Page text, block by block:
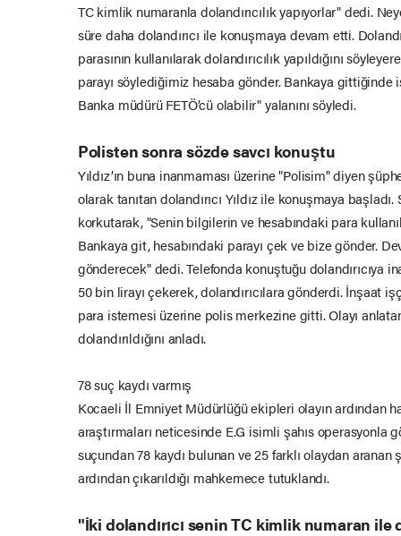
TC kimlik numaranla dolandırıcılık yapıyorlar" dedi.
süre daha dolandırıcı ile konuşmaya devam etti.
parasının kullanılarak dolandırıcılık yapıldığını
parayı söylediğimiz hesaba gönder. Bankaya gittiğinde
Banka müdürü FETÖ’cü olabilir" yalanını söyledi.
Polisten sonra sözde savcı konuştu
Yıldız’ın buna inanmaması üzerine "Polisim" diyen
olarak tanıtan dolandırıcı Yıldız ile konuşmaya başladı.
korkutarak, "Senin bilgilerin ve hesabındaki para
Bankaya git, hesabındaki parayı çek ve bize gönder.
gönderecek" dedi. Telefonda konuştuğu dolandırıcıya
50 bin lirayı çekerek, dolandırıcılara gönderdi. İnşaat
para istemesi üzerine polis merkezine gitti. Olayı
dolandırıldığını anladı.
78 suç kaydı varmış
Kocaeli İl Emniyet Müdürlüğü ekipleri olayın ardından
araştırmaları neticesinde E.G isimli şahıs operasyonla
suçundan 78 kaydı bulunan ve 25 farklı olaydan
ardından çıkarıldığı mahkemece tutuklandı.
"İki dolandırıcı senin TC kimlik numaran ile